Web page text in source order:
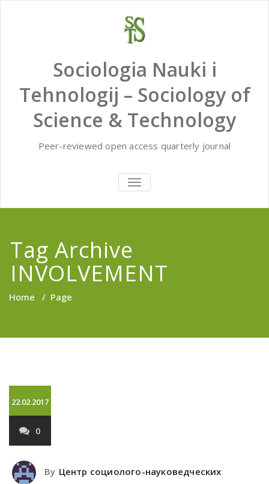
Sociologia Nauki i
Tehnologij – Sociology of
Science & Technology
Peer-reviewed open access quarterly journal
TOGGLE
NAVIGATION
Tag Archive
INVOLVEMENT
Home / Page
22.02.2017
0
By Центр социолого-науковедческих